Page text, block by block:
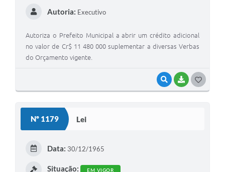
VISUALIZAR
BAIXAR
Autoria: Executivo
Autoriza o Prefeito Municipal a abrir um crédito adicional
no valor de Cr$ 11 480 000 suplementar a diversas Verbas
do Orçamento vigente.
Nº 1179 Lei
Data: 30/12/1965
Situação: EM VIGOR